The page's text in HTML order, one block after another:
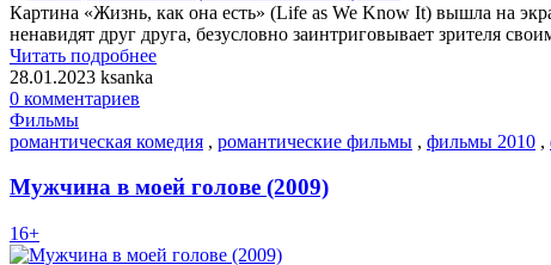
Картина «Жизнь, как она есть» (Life as We Know It) вышла на
ненавидят друг друга, безусловно заинтриговывает зрителя
Читать подробнее
28.01.2023 ksanka
0 комментариев
Фильмы
романтическая комедия , романтические фильмы , фильмы 2010 ,
Мужчина в моей голове (2009)
16+